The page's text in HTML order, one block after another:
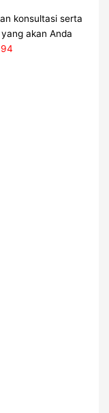
konsultasi serta
yang akan Anda